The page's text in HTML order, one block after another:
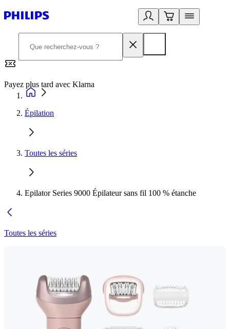
Payez plus tard avec Klarna
Épilation
Toutes les séries
Epilator Series 9000 Épilateur sans fil 100 % étanche
Toutes les séries